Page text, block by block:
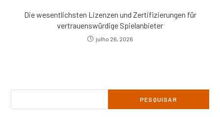
Die wesentlichsten Lizenzen und Zertifizierungen für
vertrauenswürdige Spielanbieter
julho 26, 2026
PESQUISAR